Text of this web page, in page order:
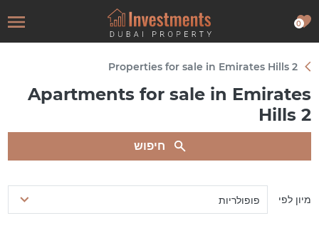
0
Properties for sale in Emirates Hills 2
Apartments for sale in Emirates
Hills 2
חיפוש
מיון לפי פופולריות